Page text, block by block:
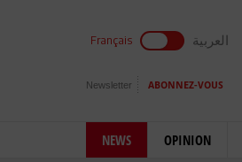
Français العربية
Newsletter ABONNEZ-VOUS
NEWS OPINION